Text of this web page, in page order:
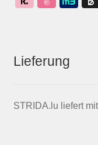
Lieferung
STRIDA.lu liefert